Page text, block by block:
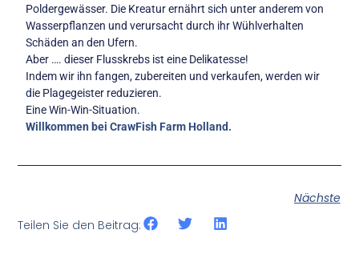
Poldergewässer. Die Kreatur ernährt sich unter anderem von
Wasserpflanzen und verursacht durch ihr Wühlverhalten
Schäden an den Ufern.
Aber …. dieser Flusskrebs ist eine Delikatesse!
Indem wir ihn fangen, zubereiten und verkaufen, werden wir
die Plagegeister reduzieren.
Eine Win-Win-Situation.
Willkommen bei CrawFish Farm Holland.
Nächste
Teilen Sie den Beitrag: